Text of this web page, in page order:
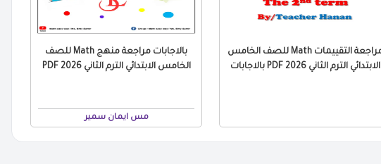
مراجعة التقييمات Math للصف الخامس
الابتدائي الترم الثاني 2026 PDF بالاجابات
بالاجابات مراجعة منهج Math للصف
الخامس الابتدائي الترم الثاني 2026 PDF
مس ايمان سمير